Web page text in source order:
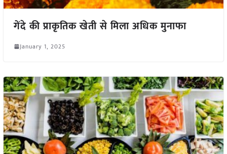
गेंदे की प्राकृतिक खेती से मिला अधिक मुनाफा
January 1, 2025